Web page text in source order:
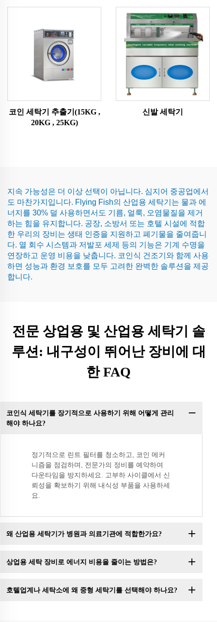
코인 세탁기 추출기(15KG ,
20KG , 25KG)
신발 세탁기
지속 가능성은 더 이상 선택이 아닙니다. 심지어 중공업에서
도 마찬가지입니다. Flying Fish의 산업용 세탁기는 물과 에
너지를 30% 덜 사용하면서도 기름, 얼룩, 오염물질을 제거
하는 힘을 유지합니다. 공장, 소방서 또는 호텔 시설에 적합
한 우리의 장비는 생태 인증을 지원하고 폐기물을 줄여줍니
다. 열 회수 시스템과 저발포 세제 등의 기능은 기계 수명을
연장하고 운영 비용을 낮춥니다. 코인식 건조기와 함께 사용
하면 성능과 환경 보호를 모두 고려한 완벽한 솔루션을 제공
합니다.
전문 상업용 및 산업용 세탁기 솔
루션: 내구성이 뛰어난 장비에 대
한 FAQ
코인식 세탁기를 장기적으로 사용하기 위해 어떻게 관리
해야 하나요?
정기적으로 린트 필터를 청소하고, 코인 메커
니즘을 점검하며, 전문가의 정비를 예약하여
다운타임을 방지하세요. 고부하 사이클에서 신
뢰성을 확보하기 위해 내식성 부품을 사용하세
요.
왜 산업용 세탁기가 병원과 의료기관에 적합한가요?
상업용 세탁 장비로 에너지 비용을 줄이는 방법은?
호텔업계나 세탁소에 왜 중형 세탁기를 선택해야 하나요?